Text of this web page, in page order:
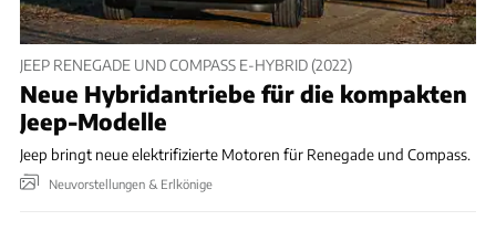
JEEP RENEGADE UND COMPASS E-HYBRID (2022)
Neue Hybridantriebe für die kompakten
Jeep-Modelle
Jeep bringt neue elektrifizierte Motoren für Renegade und Compass.
Neuvorstellungen & Erlkönige